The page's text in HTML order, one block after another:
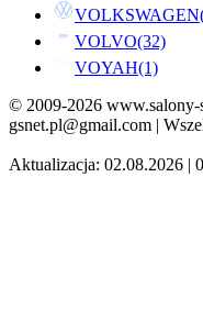
VOLKSWAGEN
VOLVO(32)
VOYAH(1)
© 2009-2026 www.salony-
gsnet.pl@gmail.com |
Aktualizacja: 02.08.2026 |